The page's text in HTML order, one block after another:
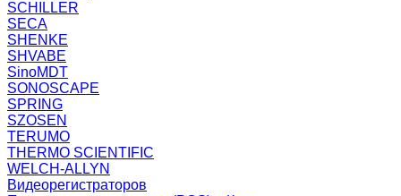
SCHILLER
SECA
SHENKE
SHVABE
SinoMDT
SONOSCAPE
SPRING
SZOSEN
TERUMO
THERMO SCIENTIFIC
WELCH-ALLYN
Видеорегистраторов